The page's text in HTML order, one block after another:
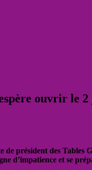
ouvrir le
de président des Tables
d’impatience et se